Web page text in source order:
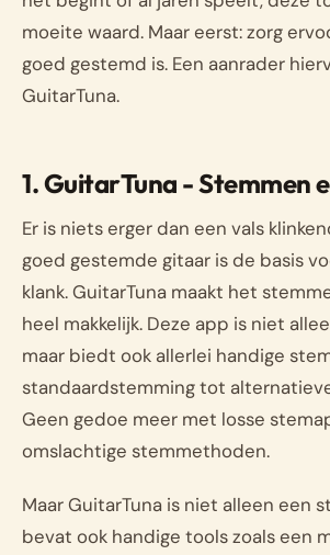
moeite waard. Maar eerst: zorg
goed gestemd is. Een aanrader
GuitarTuna.
1. GuitarTuna - Stemmen
Er is niets erger dan een vals
goed gestemde gitaar is de basis
klank. GuitarTuna maakt het
heel makkelijk. Deze app is niet
maar biedt ook allerlei handige
standaardstemming tot
Geen gedoe meer met losse
omslachtige stemmethoden.
Maar GuitarTuna is niet alleen een
bevat ook handige tools zoals een